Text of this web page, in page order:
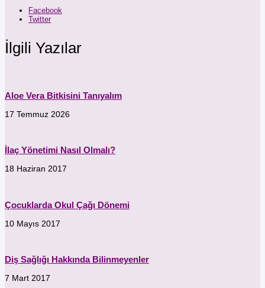
Facebook
Twitter
İlgili Yazılar
Aloe Vera Bitkisini Tanıyalım
17 Temmuz 2026
İlaç Yönetimi Nasıl Olmalı?
18 Haziran 2017
Çocuklarda Okul Çağı Dönemi
10 Mayıs 2017
Diş Sağlığı Hakkında Bilinmeyenler
7 Mart 2017